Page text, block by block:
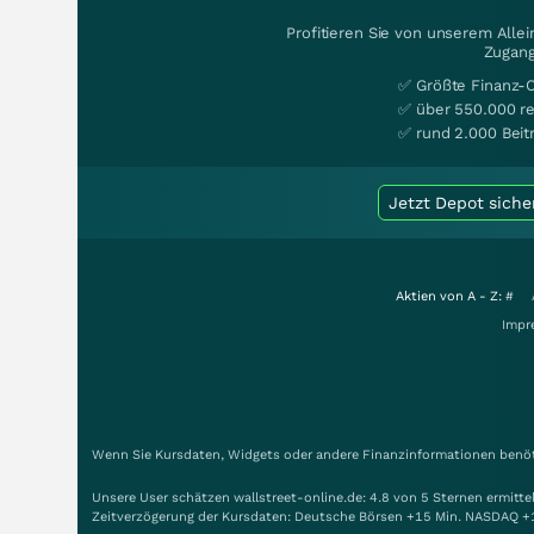
Profitieren Sie von unserem
✅ Größte
✅ über 550.000
✅ rund 2.000
Jetzt Depot
Aktien von A - Z: #
Wenn Sie Kursdaten, Widgets oder andere Finanzinformationen
Unsere User schätzen wallstreet-online.de: 4.8 von 5 Sternen
Zeitverzögerung der Kursdaten: Deutsche Börsen +15 Min. NASDAQ